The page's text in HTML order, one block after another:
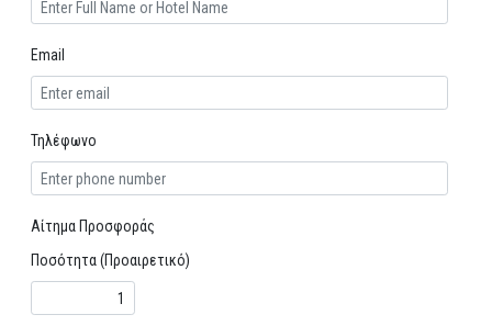
Email
Τηλέφωνο
Αίτημα Προσφοράς
Ποσότητα (Προαιρετικό)